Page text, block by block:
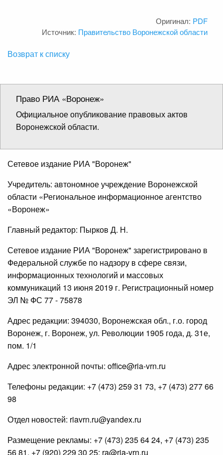
Оригинал: PDF
Источник: Правительство Воронежской области
Возврат к списку
Право РИА «Воронеж»
Официальное опубликование правовых актов
Воронежской области.
Сетевое издание РИА "Воронеж"
Учредитель: автономное учреждение Воронежской
области «Региональное информационное агентство
«Воронеж»
Главный редактор: Пырков Д. Н.
Сетевое издание РИА "Воронеж" зарегистрировано в
Федеральной службе по надзору в сфере связи,
информационных технологий и массовых
коммуникаций 13 июня 2019 г. Регистрационный номер
ЭЛ № ФС 77 - 75878
Адрес редакции: 394030, Воронежская обл., г.о. город
Воронеж, г. Воронеж, ул. Революции 1905 года, д. 31е,
пом. 1/1
Адрес электронной почты: office@ria-vrn.ru
Телефоны редакции: +7 (473) 259 31 73, +7 (473) 277 66
98
Отдел новостей: riavrn.ru@yandex.ru
Размещение рекламы: +7 (473) 235 64 24, +7 (473) 235
56 81, +7 (920) 229 30 25; ra@ria-vrn.ru